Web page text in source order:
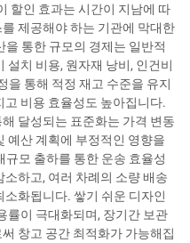
할인 효과는 시간이 지남에 따
제공해야 하는 기관에 막대한
통한 규모의 경제는 일반적
설치 비용, 원자재 낭비, 인건비
을 통해 적정 재고 수준을 유지
비용 효율성도 높아집니다.
달성되는 표준화는 가격 변동
예산 계획에 부정적인 영향을
모 출하를 통한 운송 효율성
하고, 여러 차례의 소량 배송
화됩니다. 쌓기 쉬운 디자인
률이 극대화되며, 장기간 보관
창고 공간 최적화가 가능해집